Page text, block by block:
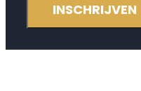
INSCHRIJVEN